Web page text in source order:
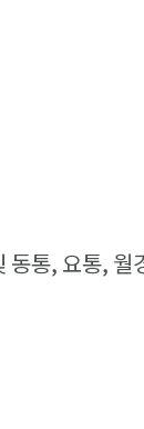
동통, 요통, 월